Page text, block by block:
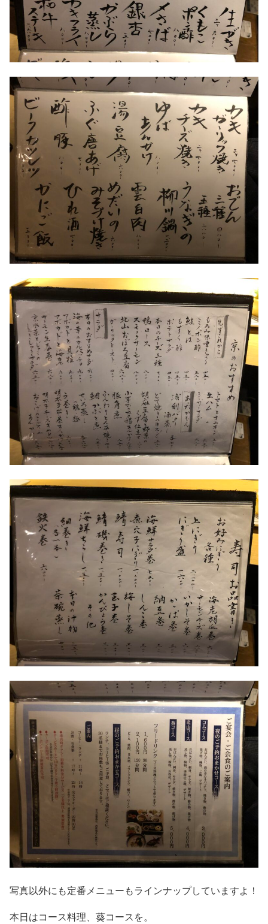
写真以外にも定番メニューもラインナップしていますよ！
本日はコース料理、葵コースを。